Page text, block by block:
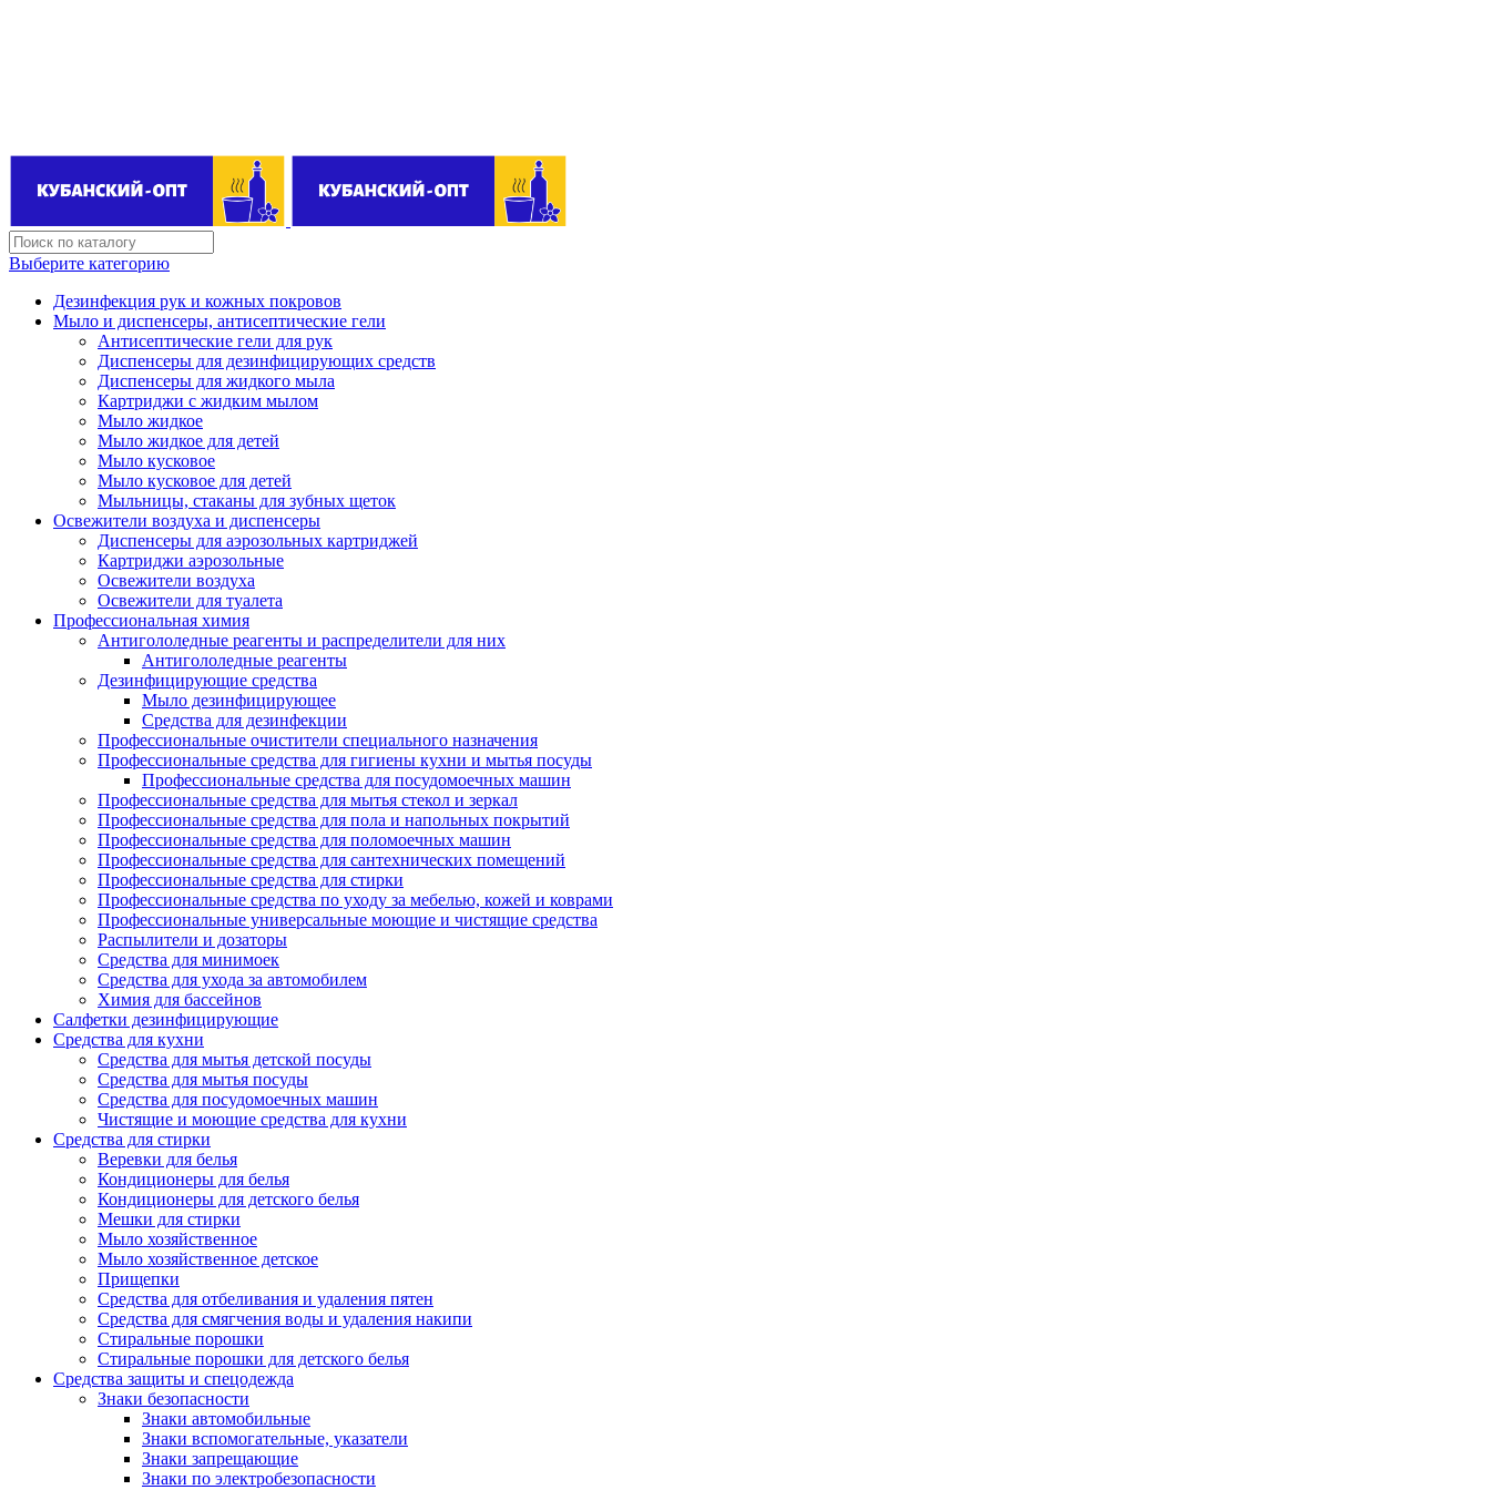
Выберите категорию
Дезинфекция рук и кожных покровов
Мыло и диспенсеры, антисептические гели
Антисептические гели для рук
Диспенсеры для дезинфицирующих средств
Диспенсеры для жидкого мыла
Картриджи с жидким мылом
Мыло жидкое
Мыло жидкое для детей
Мыло кусковое
Мыло кусковое для детей
Мыльницы, стаканы для зубных щеток
Освежители воздуха и диспенсеры
Диспенсеры для аэрозольных картриджей
Картриджи аэрозольные
Освежители воздуха
Освежители для туалета
Профессиональная химия
Антигололедные реагенты и распределители для них
Антигололедные реагенты
Дезинфицирующие средства
Мыло дезинфицирующее
Средства для дезинфекции
Профессиональные очистители специального назначения
Профессиональные средства для гигиены кухни и мытья посуды
Профессиональные средства для посудомоечных машин
Профессиональные средства для мытья стекол и зеркал
Профессиональные средства для пола и напольных покрытий
Профессиональные средства для поломоечных машин
Профессиональные средства для сантехнических помещений
Профессиональные средства для стирки
Профессиональные средства по уходу за мебелью, кожей и коврами
Профессиональные универсальные моющие и чистящие средства
Распылители и дозаторы
Средства для минимоек
Средства для ухода за автомобилем
Химия для бассейнов
Салфетки дезинфицирующие
Средства для кухни
Средства для мытья детской посуды
Средства для мытья посуды
Средства для посудомоечных машин
Чистящие и моющие средства для кухни
Средства для стирки
Веревки для белья
Кондиционеры для белья
Кондиционеры для детского белья
Мешки для стирки
Мыло хозяйственное
Мыло хозяйственное детское
Прищепки
Средства для отбеливания и удаления пятен
Средства для смягчения воды и удаления накипи
Стиральные порошки
Стиральные порошки для детского белья
Средства защиты и спецодежда
Знаки безопасности
Знаки автомобильные
Знаки вспомогательные, указатели
Знаки запрещающие
Знаки по электробезопасности